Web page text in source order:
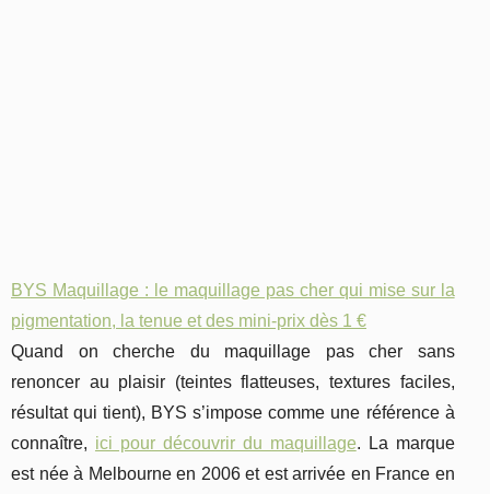
BYS Maquillage : le maquillage pas cher qui mise sur la
pigmentation, la tenue et des mini-prix dès 1 €
Quand on cherche du maquillage pas cher sans
renoncer au plaisir (teintes flatteuses, textures faciles,
résultat qui tient), BYS s’impose comme une référence à
connaître, ici pour découvrir du maquillage. La marque
est née à Melbourne en 2006 et est arrivée en France en